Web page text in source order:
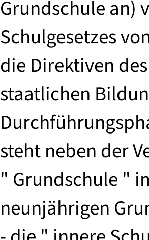
Grundschule an)
Schulgesetzes
die Direktiven
staatlichen
steht neben der
" Grundschule "
neunjährigen